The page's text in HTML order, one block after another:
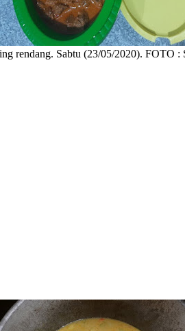
rendang. Sabtu (23/05/2020). FOTO